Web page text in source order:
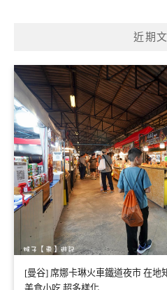
近期
[曼谷] 席娜卡琳火車鐵道夜市 在地